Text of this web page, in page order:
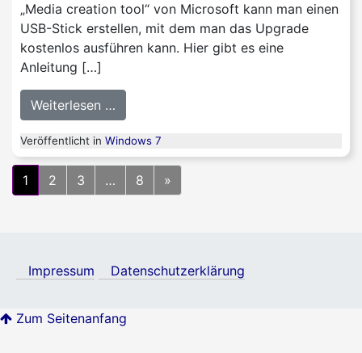
„Media creation tool“ von Microsoft kann man einen
USB-Stick erstellen, mit dem man das Upgrade
kostenlos ausführen kann. Hier gibt es eine
Anleitung […]
Weiterlesen …
Veröffentlicht in Windows 7
Beitragsnavigation
1 2 3 … 8 »
Impressum Datenschutzerklärung
Zum Seitenanfang